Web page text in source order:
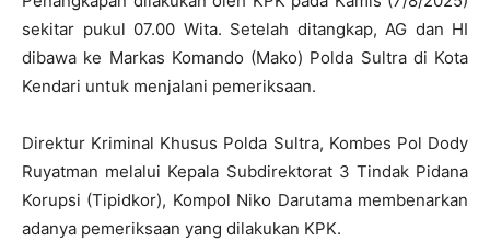
sekitar pukul 07.00 Wita. Setelah ditangkap, AG dan HI
dibawa ke Markas Komando (Mako) Polda Sultra di Kota
Kendari untuk menjalani pemeriksaan.
Direktur Kriminal Khusus Polda Sultra, Kombes Pol Dody
Ruyatman melalui Kepala Subdirektorat 3 Tindak Pidana
Korupsi (Tipidkor), Kompol Niko Darutama membenarkan
adanya pemeriksaan yang dilakukan KPK.